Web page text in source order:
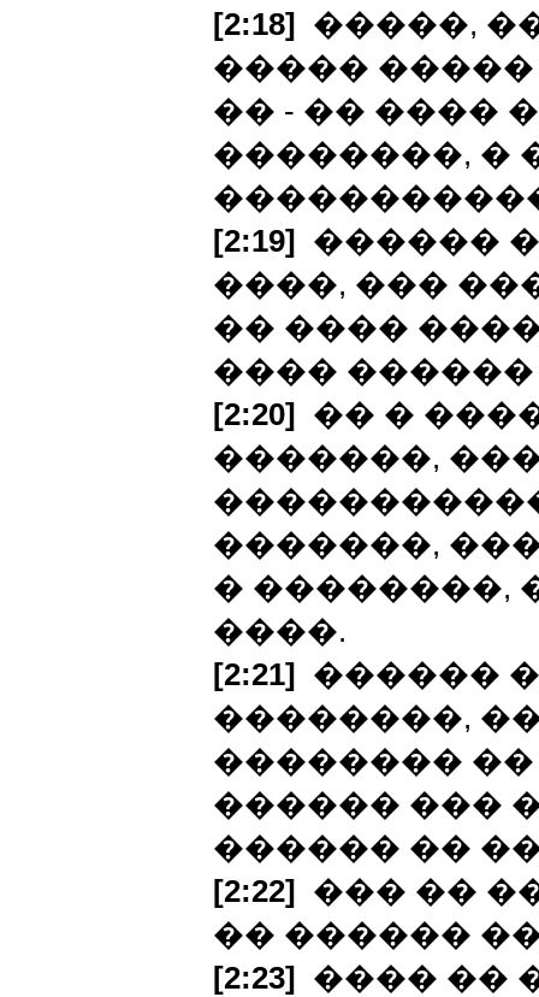
[2:18] �����,
�����
�� - �� ����
��������, �
[2:19] ������
����, ���
�� ����
����
[2:20] �� �
�������,
�������,
� ��������,
����.
[2:21] ������
��������,
�������� ��
������ ���
������ ��
[2:22] ��� ��
�� ������
[2:23] ���� ��